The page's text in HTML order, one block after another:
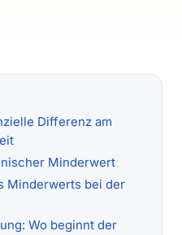
Differenz am
Minderwert
Minderwerts bei der
Wo beginnt der